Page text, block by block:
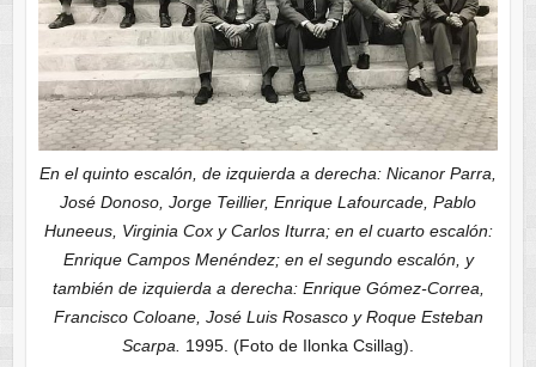
En el quinto escalón, de izquierda a derecha: Nicanor Parra,
José Donoso, Jorge Teillier, Enrique Lafourcade, Pablo
Huneeus, Virginia Cox y Carlos Iturra; en el cuarto escalón:
Enrique Campos Menéndez; en el segundo escalón, y
también de izquierda a derecha: Enrique Gómez-Correa,
Francisco Coloane, José Luis Rosasco y Roque Esteban
Scarpa.
1995. (Foto de Ilonka Csillag).